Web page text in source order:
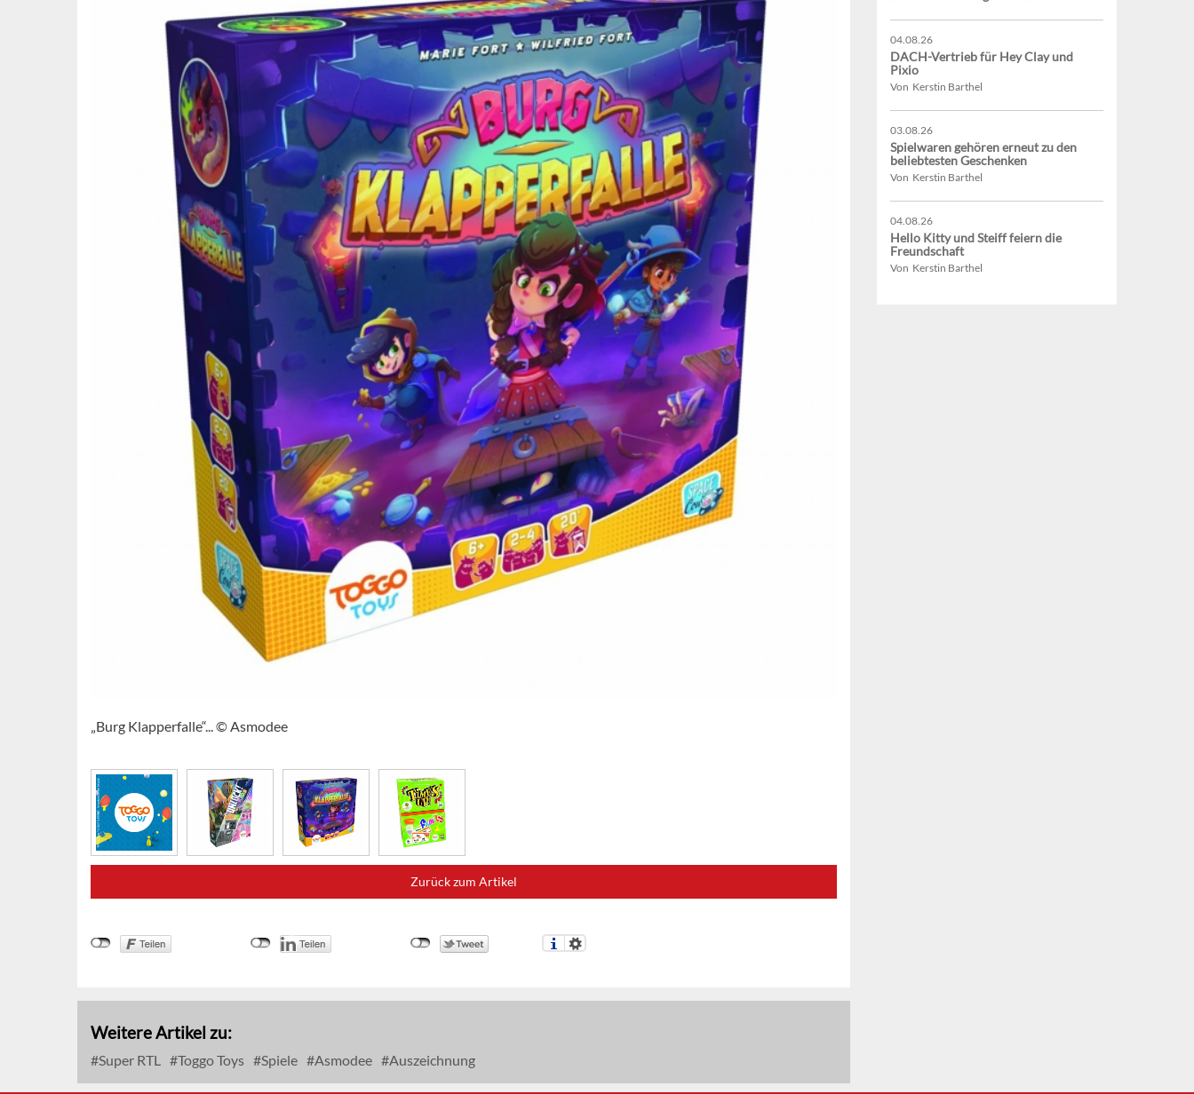
„Burg Klapperfalle“... © Asmodee
Zurück zum Artikel
Weitere Artikel zu:
Super RTL Toggo Toys Spiele Asmodee Auszeichnung
04.08.26
DACH-Vertrieb für Hey Clay und
Pixio
Von Kerstin Barthel
03.08.26
Spielwaren gehören erneut zu den
beliebtesten Geschenken
Von Kerstin Barthel
04.08.26
Hello Kitty und Steiff feiern die
Freundschaft
Von Kerstin Barthel